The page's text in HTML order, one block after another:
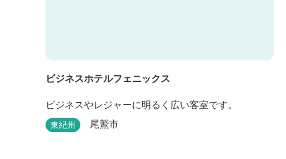
ビジネスホテルフェニックス
ビジネスやレジャーに明るく広い客室です。
東紀州 尾鷲市